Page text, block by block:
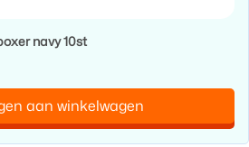
navy 10st
aan winkelwagen